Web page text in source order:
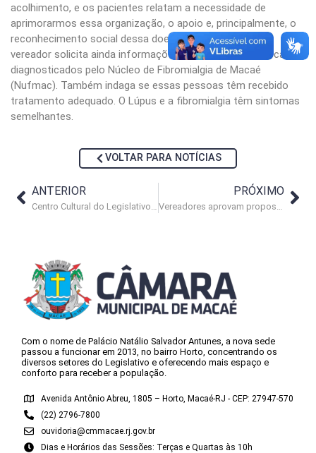
acolhimento, e os pacientes relatam a necessidade de
aprimorarmos essa organização, o apoio e, principalmente, o
reconhecimento social dessa doença”. A proposição do
vereador solicita ainda informações sobre o número de casos
diagnosticados pelo Núcleo de Fibromialgia de Macaé
(Nufmac). Também indaga se essas pessoas têm recebido
tratamento adequado. O Lúpus e a fibromialgia têm sintomas
semelhantes.
VOLTAR PARA NOTÍCIAS
ANTERIOR PRÓXIMO
Com o nome de Palácio Natálio Salvador Antunes, a nova sede
passou a funcionar em 2013, no bairro Horto, concentrando os
diversos setores do Legislativo e oferecendo mais espaço e
conforto para receber a população.
Avenida Antônio Abreu, 1805 – Horto, Macaé-RJ - CEP: 27947-570
(22) 2796-7800
ouvidoria@cmmacae.rj.gov.br
Dias e Horários das Sessões: Terças e Quartas às 10h